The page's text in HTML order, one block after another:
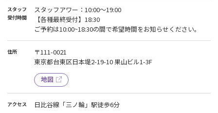
スタッフ
受付時間
スタッフアワー：10:00〜19:00
【各種最終受付】18:30
ご予約は10:00~18:30の間で希望時間をお知らせください。
住所
〒111-0021
東京都台東区日本堤2-19-10 果山ビル1-3F
地図
アクセス 日比谷線「三ノ輪」駅徒歩6分